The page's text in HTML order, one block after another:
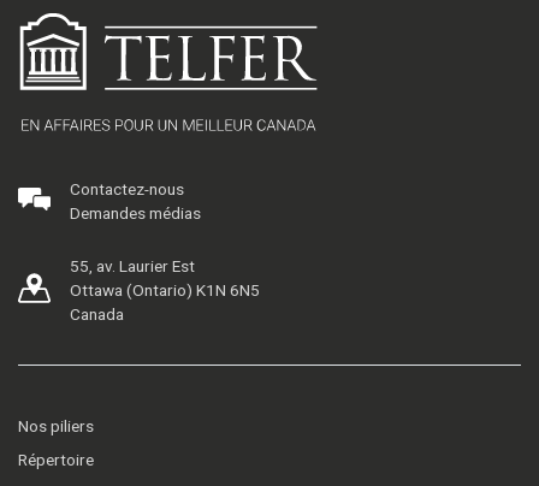
Contactez-nous
Demandes médias
55, av. Laurier Est
Ottawa (Ontario) K1N 6N5
Canada
Nos piliers
Répertoire